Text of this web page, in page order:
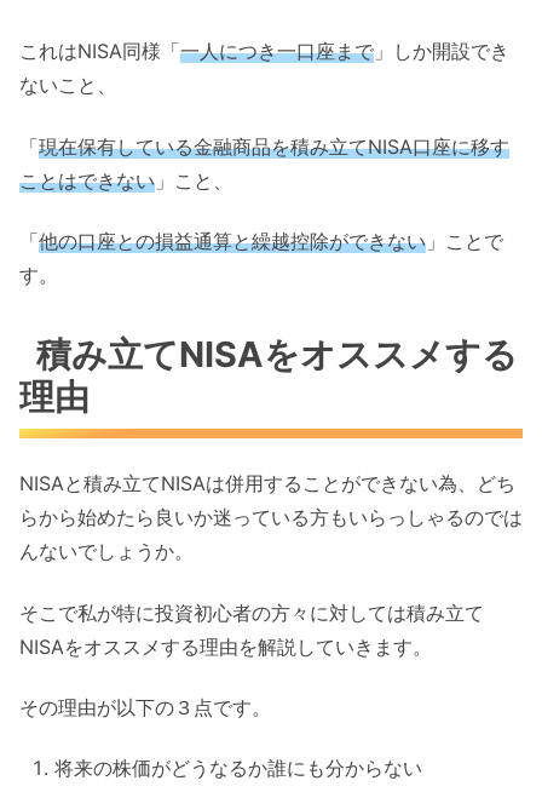
これはNISA同様「一人につき一口座まで 」しか開設でき
ないこと、
「現在保有している金融商品を積み立てNISA口座に移す
ことはできない 」こと、
「他の口座との損益通算と繰越控除ができない 」ことで
す。
積み立てNISAをオススメする
理由
NISAと積み立てNISAは併用することができない為、どち
らから始めたら良いか迷っている方もいらっしゃるのでは
んないでしょうか。
そこで私が特に投資初心者の方々に対しては積み立て
NISAをオススメする理由を解説していきます。
その理由が以下の３点です。
将来の株価がどうなるか誰にも分からない